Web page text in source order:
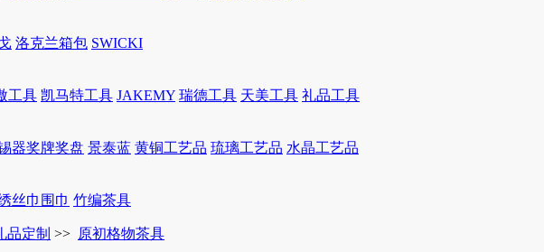
洛克兰箱包 SWICKI
工具 凯马特工具 JAKEMY 瑞德工具 天美工具 礼品工具
器奖牌奖盘 景泰蓝 黄铜工艺品 琉璃工艺品 水晶工艺品
丝巾围巾 竹编茶具
品定制 >> 原初格物茶具